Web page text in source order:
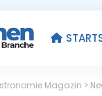
Magazin >